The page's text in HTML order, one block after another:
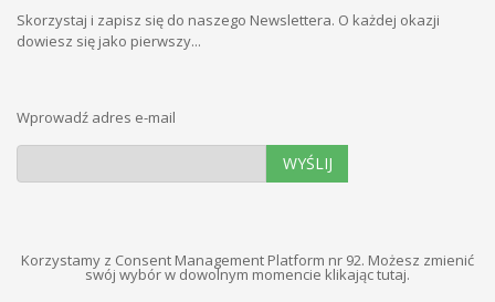
Skorzystaj i zapisz się do naszego Newslettera. O każdej okazji
dowiesz się jako pierwszy...
Wprowadź adres e-mail
WYŚLIJ
Korzystamy z Consent Management Platform nr 92. Możesz zmienić
swój wybór w dowolnym momencie klikając tutaj.